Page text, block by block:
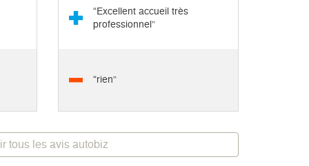
“Excellent accueil très
professionnel”
“rien”
tous les avis autobiz